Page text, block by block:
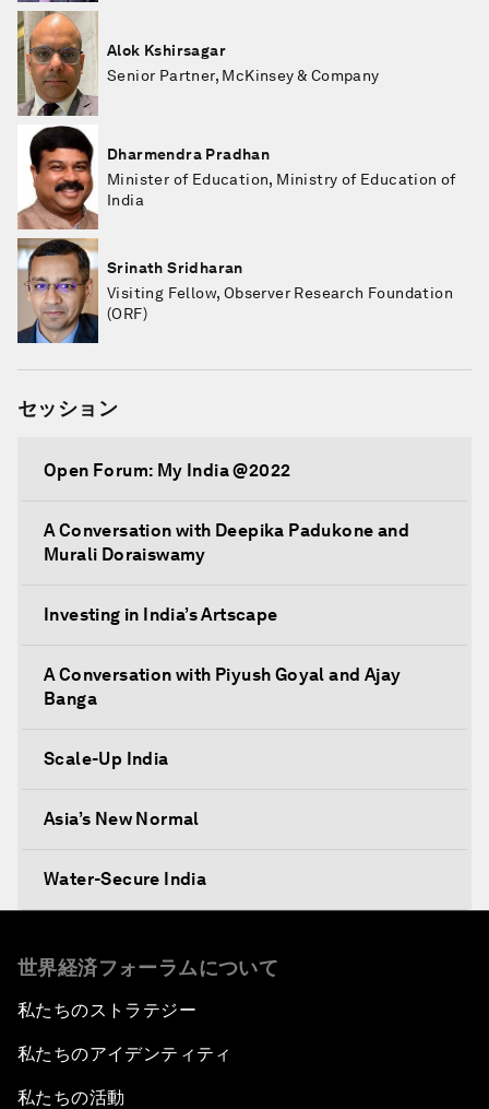
Alok Kshirsagar
Senior Partner, McKinsey & Company
Dharmendra Pradhan
Minister of Education, Ministry of Education of
India
Srinath Sridharan
Visiting Fellow, Observer Research Foundation
(ORF)
セッション
Open Forum: My India @2022
A Conversation with Deepika Padukone and
Murali Doraiswamy
Investing in India’s Artscape
A Conversation with Piyush Goyal and Ajay
Banga
Scale-Up India
Asia’s New Normal
Water-Secure India
Leadership on the Paris Agreement
Collective Action towards Reskilling India
世界経済フォーラムについて
私たちのストラテジー
私たちのアイデンティティ
私たちの活動